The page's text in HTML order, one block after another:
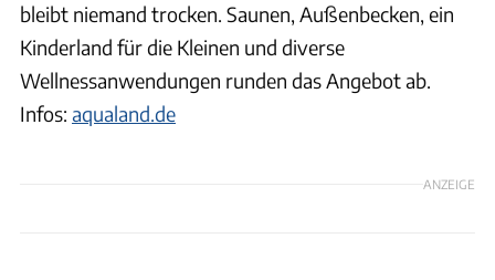
bleibt niemand trocken. Saunen, Außenbecken, ein
Kinderland für die Kleinen und diverse
Wellnessanwendungen runden das Angebot ab.
Infos: aqualand.de
ANZEIGE